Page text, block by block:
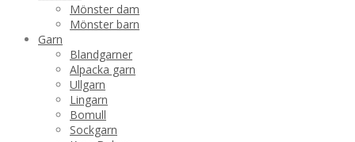
Mönster dam
Mönster barn
Garn
Blandgarner
Alpacka garn
Ullgarn
Lingarn
Bomull
Sockgarn